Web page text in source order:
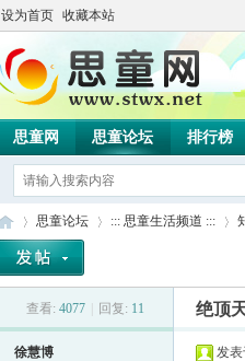
设为首页 收藏本站
思童网 思童论坛 排行榜
思童论坛 ::: 思童生活频道 :::
›
查看: 4077 回复: 11 绝顶
徐慧博 发表